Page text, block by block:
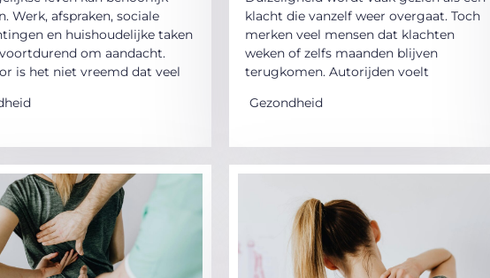
Werk, afspraken, sociale
en huishoudelijke taken
om aandacht.
is het niet vreemd dat veel
klacht die vanzelf weer overgaat. Toch
merken veel mensen dat klachten
weken of zelfs maanden blijven
terugkomen. Autorijden voelt
Gezondheid